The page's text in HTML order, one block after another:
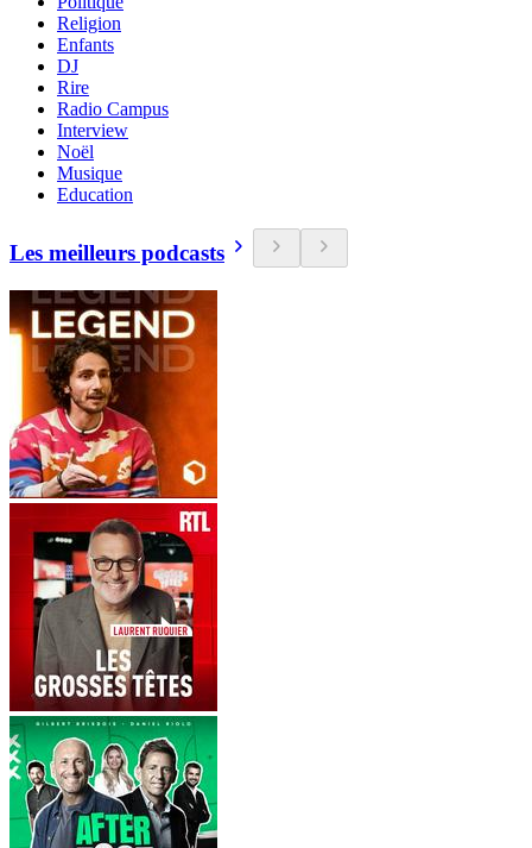
Religion
Enfants
DJ
Rire
Radio Campus
Interview
Noël
Musique
Education
Les meilleurs podcasts